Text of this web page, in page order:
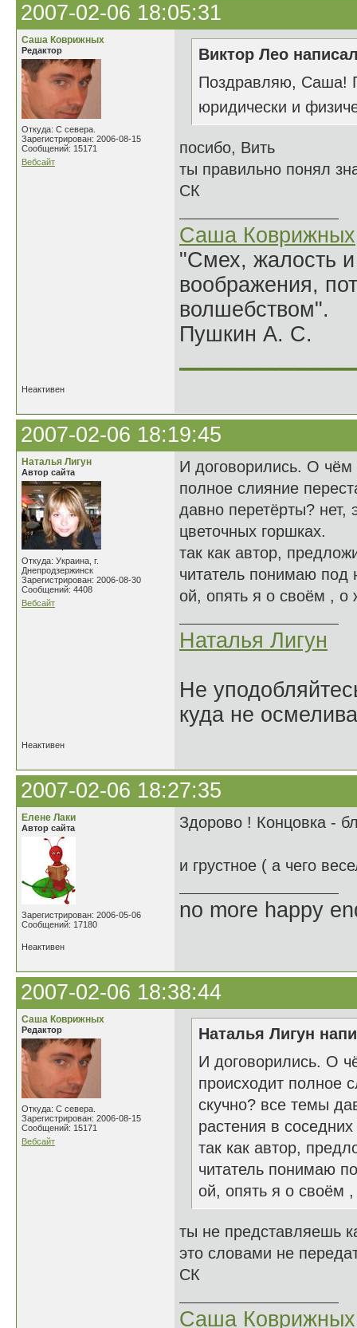
2007-02-06 18:05:31
Саша Коврижных
Редактор
Откуда: С севера.
Зарегистрирован: 2006-08-15
Сообщений: 15171
Вебсайт
Виктор Лео
Поздравляю, Саша!
юридически и
посибо, Вить
ты правильно понял
СК
Саша Коврижных
"Смех, жалость
воображения,
волшебством".
Пушкин А. С.
Неактивен
2007-02-06 18:19:45
Наталья Лигун
Автор сайта
Откуда: Украина, г.
Днепродзержинск
Зарегистрирован: 2006-08-30
Сообщений: 4408
Вебсайт
И договорились. О чём
полное слияние
давно перетёрты? нет,
цветочных горшках.
так как автор,
читатель понимаю под
ой, опять я о своём , о
Наталья Лигун
Не
куда не
Неактивен
2007-02-06 18:27:35
Елене Лаки
Автор сайта
Зарегистрирован: 2006-05-06
Сообщений: 17180
Здорово ! Концовка -
и грустное ( а чего
no more happy
Неактивен
2007-02-06 18:38:44
Саша Коврижных
Редактор
Откуда: С севера.
Зарегистрирован: 2006-08-15
Сообщений: 15171
Вебсайт
Наталья Лигун
И договорились. О
происходит полное
скучно? все темы
растения в
так как автор,
читатель понимаю
ой, опять я о своём
ты не представляешь
это словами не
СК
Саша Коврижных